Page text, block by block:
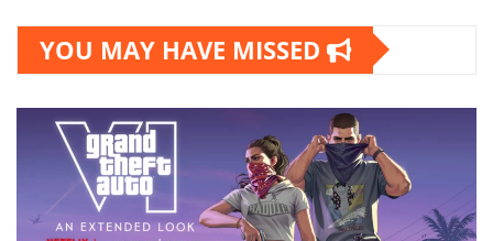
YOU MAY HAVE MISSED